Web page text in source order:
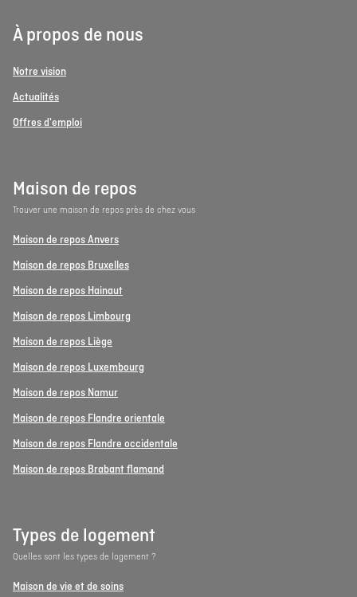
À propos de nous
Notre vision
Actualités
Offres d'emploi
Maison de repos
Trouver une maison de repos près de chez vous
Maison de repos Anvers
Maison de repos Bruxelles
Maison de repos Hainaut
Maison de repos Limbourg
Maison de repos Liège
Maison de repos Luxembourg
Maison de repos Namur
Maison de repos Flandre orientale
Maison de repos Flandre occidentale
Maison de repos Brabant flamand
Types de logement
Quelles sont les types de logement ?
Maison de vie et de soins